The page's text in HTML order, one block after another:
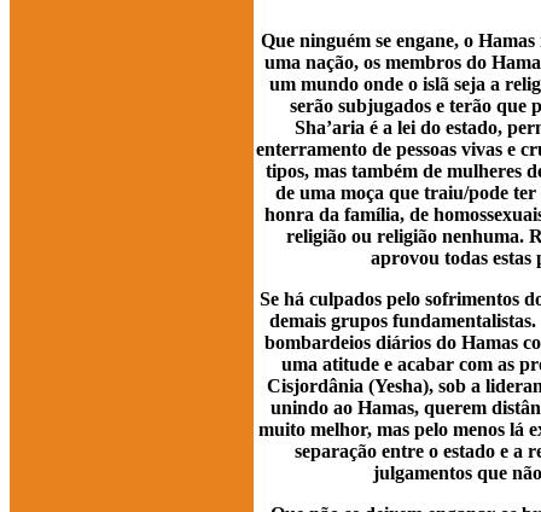
Que ninguém se engane, o
uma nação, os membros do
um mundo onde o islã seja a
serão subjugados e terão
Sha’aria é a lei do estado,
enterramento de pessoas vivas e
tipos, mas também de mulheres
de uma moça que traiu/pode
honra da família, de
religião ou religião nenhuma.
aprovou todas estas
Se há culpados pelo sofrimentos
demais grupos
bombardeios diários do Hamas
uma atitude e acabar com as
Cisjordânia (Yesha), sob a
unindo ao Hamas, querem
muito melhor, mas pelo menos lá
separação entre o estado e a
julgamentos que